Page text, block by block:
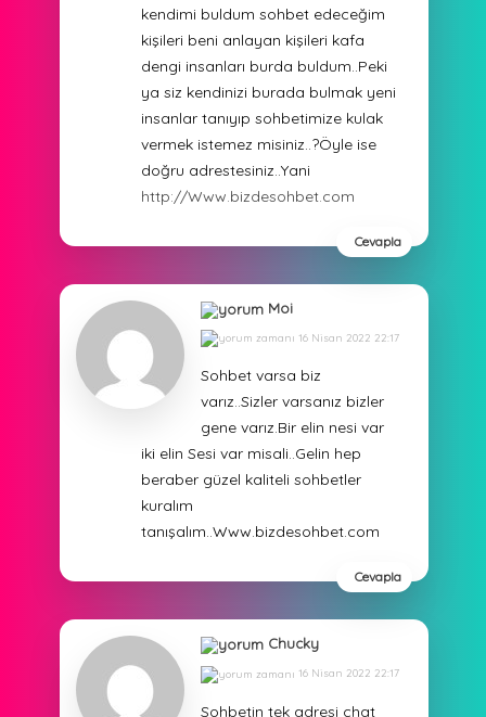
kendimi buldum sohbet edeceğim
kişileri beni anlayan kişileri kafa
dengi insanları burda buldum..Peki
ya siz kendinizi burada bulmak yeni
insanlar tanıyıp sohbetimize kulak
vermek istemez misiniz..?Öyle ise
doğru adrestesiniz..Yani
http://Www.bizdesohbet.com
Cevapla
Moi
16 Nisan 2022 22:17
Sohbet varsa biz
varız..Sizler varsanız bizler
gene varız.Bir elin nesi var
iki elin Sesi var misali..Gelin hep
beraber güzel kaliteli sohbetler
kuralım
tanışalım..Www.bizdesohbet.com
Cevapla
Chucky
16 Nisan 2022 22:17
Sohbetin tek adresi chat